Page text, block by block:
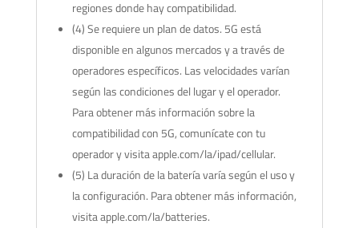
regiones donde hay compatibilidad.
(4) Se requiere un plan de datos. 5G está
disponible en algunos mercados y a través de
operadores específicos. Las velocidades varían
según las condiciones del lugar y el operador.
Para obtener más información sobre la
compatibilidad con 5G, comunícate con tu
operador y visita apple.com/la/ipad/cellular.
(5) La duración de la batería varía según el uso y
la configuración. Para obtener más información,
visita apple.com/la/batteries.